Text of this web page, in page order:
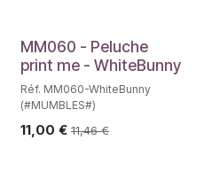
MM060 - Peluche
print me - WhiteBunny
Réf. MM060-WhiteBunny
(#MUMBLES#)
11,00 € 11,46€